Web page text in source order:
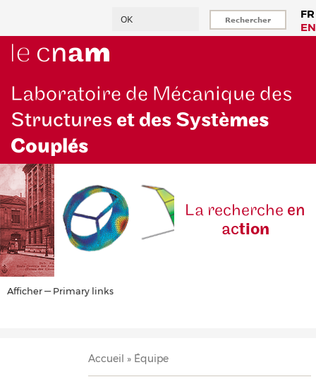
principal
FR
EN
Laboratoire de Mécanique des
Structures et des Systèmes
Couplés
La recherche en
action
Primary
Afficher — Primary links
Fil
d'Ariane
Accueil Équipe